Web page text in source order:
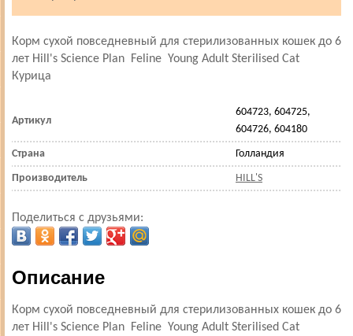
Корм сухой повседневный для стерилизованных кошек до 6
лет Hill's Science Plan Feline Young Adult Sterilised Cat
Курица
Артикул
604723, 604725,
604726, 604180
Страна Голландия
Производитель HILL'S
Поделиться с друзьями:
Описание
Корм сухой повседневный для стерилизованных кошек до 6
лет Hill's Science Plan Feline Young Adult Sterilised Cat